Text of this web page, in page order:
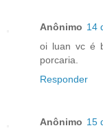
Anônimo 14
oi luan vc é
porcaria.
Responder
Anônimo 15